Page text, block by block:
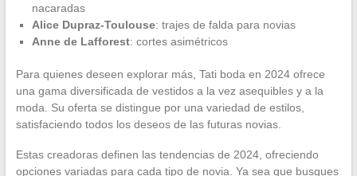
nacaradas
Alice Dupraz-Toulouse: trajes de falda para novias
Anne de Lafforest: cortes asimétricos
Para quienes deseen explorar más, Tati boda en 2024 ofrece
una gama diversificada de vestidos a la vez asequibles y a la
moda. Su oferta se distingue por una variedad de estilos,
satisfaciendo todos los deseos de las futuras novias.
Estas creadoras definen las tendencias de 2024, ofreciendo
opciones variadas para cada tipo de novia. Ya sea que busques